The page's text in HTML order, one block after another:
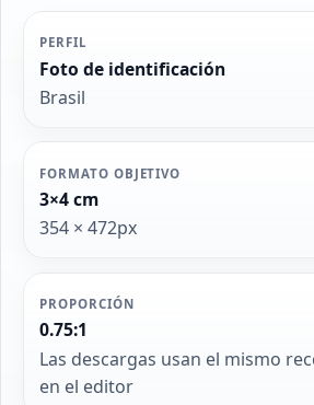
PERFIL
Foto de identificación
Brasil
FORMATO OBJETIVO
3×4 cm
354 × 472px
PROPORCIÓN
0.75:1
Las descargas usan el mismo
en el editor